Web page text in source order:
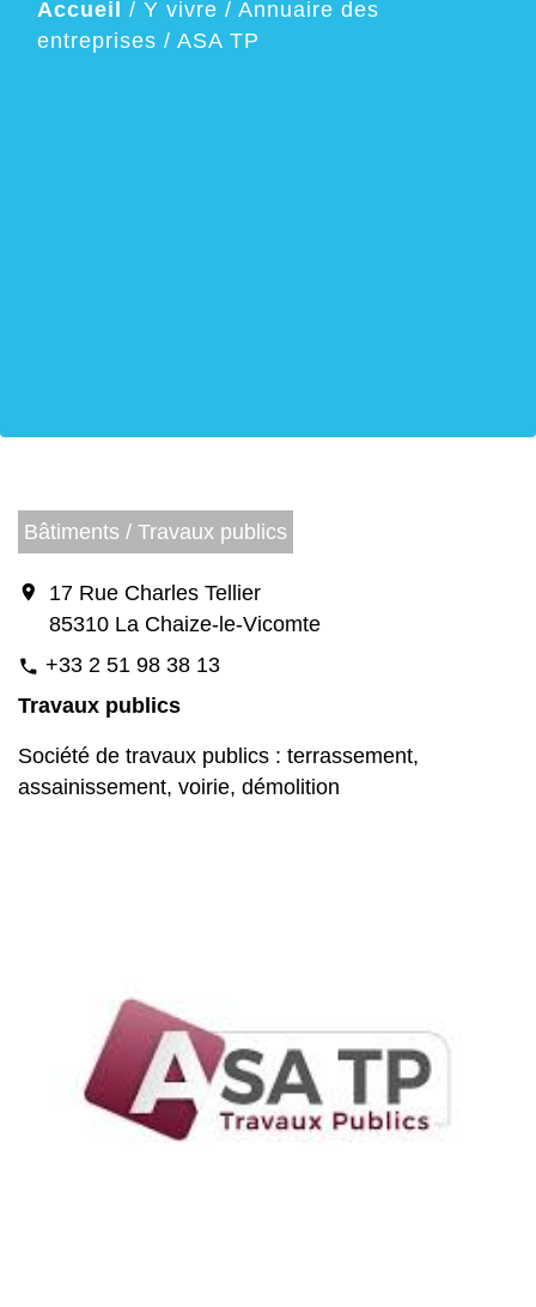
Accueil / Y vivre / Annuaire des
entreprises / ASA TP
Bâtiments / Travaux publics
location_on
17 Rue Charles Tellier
85310 La Chaize-le-Vicomte
phone +33 2 51 98 38 13
Travaux publics
Société de travaux publics : terrassement,
assainissement, voirie, démolition